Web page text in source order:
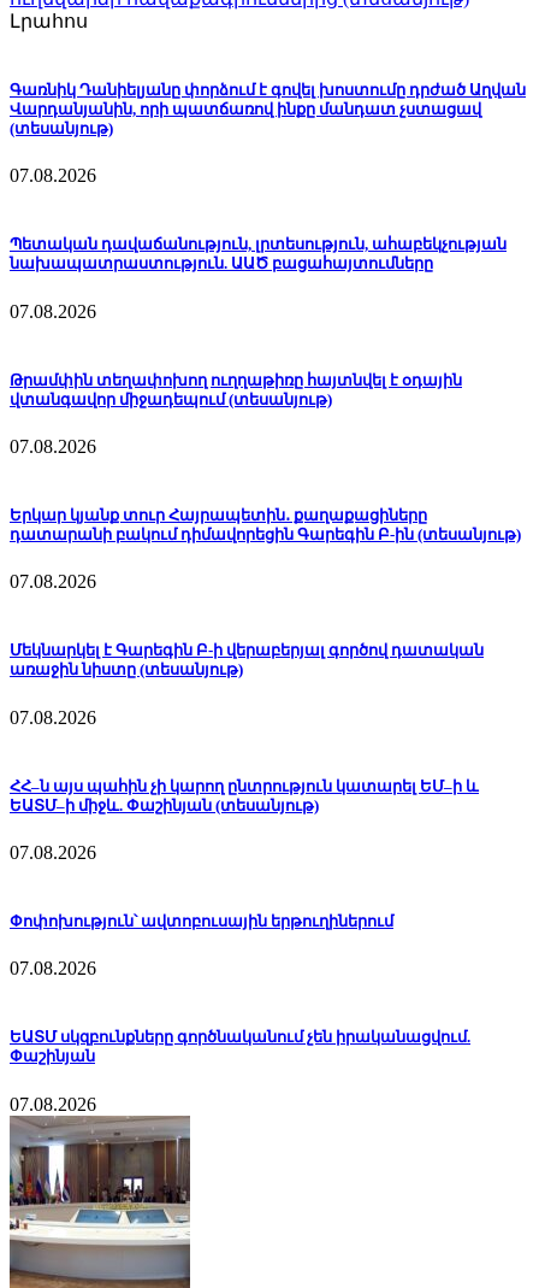
Լրահոս
Գառնիկ Դանիելյանը փորձում է գովել խոստումը դրժած Աղվան
Վարդանյանին, որի պատճառով ինքը մանդատ չստացավ
(տեսանյութ)
07.08.2026
Պետական դավաճանություն, լրտեսություն, ահաբեկչության
նախապատրաստություն. ԱԱԾ բացահայտումները
07.08.2026
Թրամփին տեղափոխող ուղղաթիռը հայտնվել է օդային
վտանգավոր միջադեպում (տեսանյութ)
07.08.2026
Երկար կյանք տուր Հայրապետին․ քաղաքացիները
դատարանի բակում դիմավորեցին Գարեգին Բ-ին (տեսանյութ)
07.08.2026
Մեկնարկել է Գարեգին Բ-ի վերաբերյալ գործով դատական
առաջին նիստը (տեսանյութ)
07.08.2026
ՀՀ–ն այս պահին չի կարող ընտրություն կատարել ԵՄ–ի և
ԵԱՏՄ–ի միջև. Փաշինյան (տեսանյութ)
07.08.2026
Փոփոխություն՝ ավտոբուսային երթուղիներում
07.08.2026
ԵԱՏՄ սկզբունքները գործնականում չեն իրականացվում.
Փաշինյան
07.08.2026